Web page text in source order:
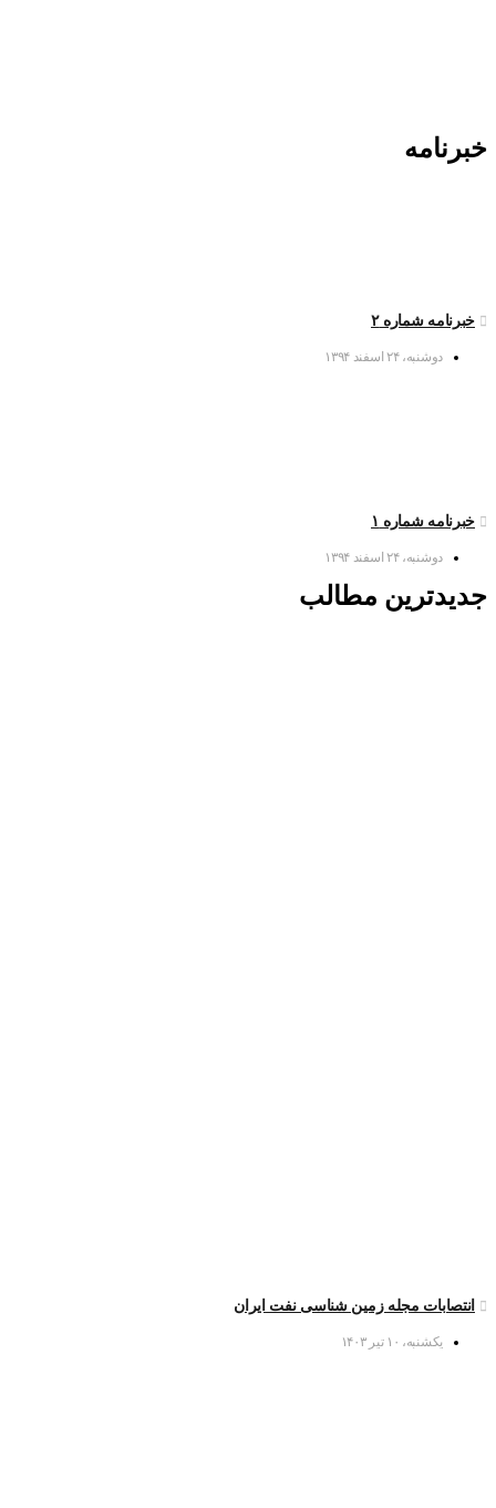
خبرنامه
خبرنامه شماره ۲
دوشنبه، ۲۴ اسفند ۱۳۹۴
خبرنامه شماره ۱
دوشنبه، ۲۴ اسفند ۱۳۹۴
جدیدترین مطالب
انتصابات مجله زمین شناسی نفت ایران
یکشنبه، ۱۰ تیر ۱۴۰۳